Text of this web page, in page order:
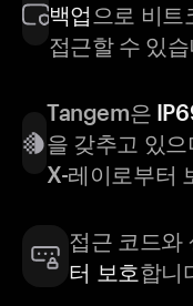
백업 으로 비
접근할 수 있
Tangem은
을 갖추고 있
X-레이로부터
접근 코드와
터 보호합니